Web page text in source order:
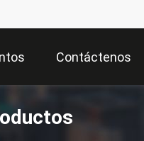
Contáctenos